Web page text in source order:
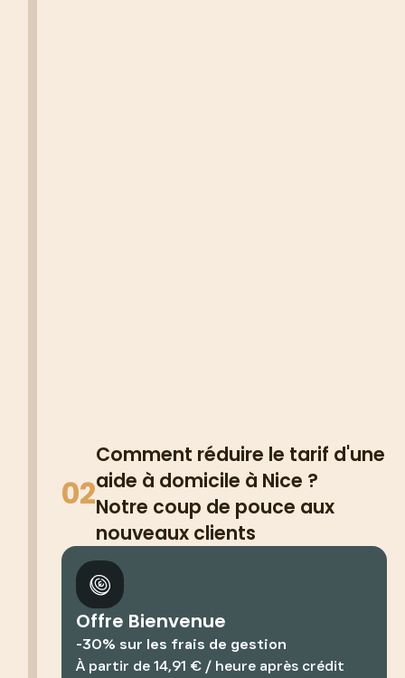
02
Comment réduire le tarif d'une
aide à domicile à Nice ?
Notre coup de pouce aux
nouveaux clients
Offre Bienvenue
-30% sur les frais de gestion
À partir de 14,91 € / heure après crédit